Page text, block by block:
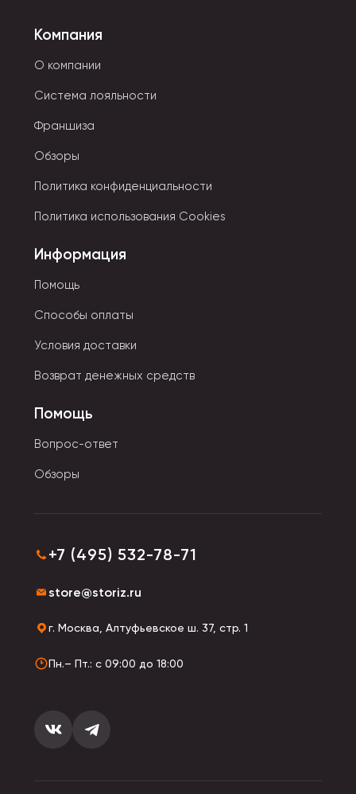
Компания
О компании
Система лояльности
Франшиза
Обзоры
Политика конфиденциальности
Политика использования Cookies
Информация
Помощь
Способы оплаты
Условия доставки
Возврат денежных средств
Помощь
Вопрос-ответ
Обзоры
+7 (495) 532-78-71
store@storiz.ru
г. Москва, Алтуфьевское ш. 37, стр. 1
Пн.– Пт.: с 09:00 до 18:00